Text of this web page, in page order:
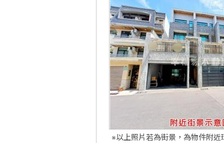
※以上照片若為街景，為物件附近